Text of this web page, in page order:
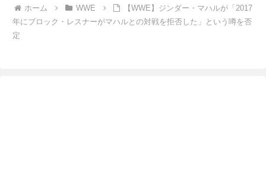
ホーム WWE
【WWE】ジンダー・マハルが「2017
年にブロック・レスナーがマハルとの対戦を拒否した」という噂を否
定